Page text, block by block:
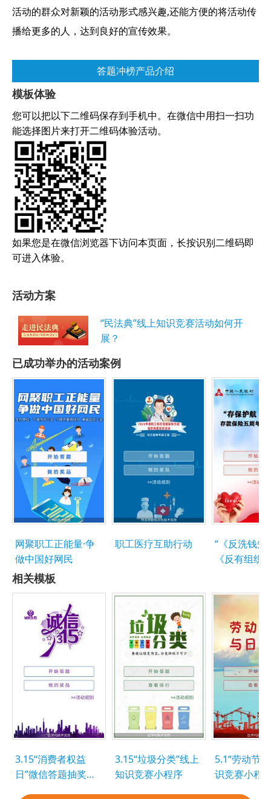
活动的群众对新颖的活动形式感兴趣,还能方便的将活动传
播给更多的人，达到良好的宣传效果。
答题冲榜产品介绍
模板体验
您可以把以下二维码保存到手机中。在微信中用扫一扫功
能选择图片来打开二维码体验活动。
如果您是在微信浏览器下访问本页面，长按识别二维码即
可进入体验。
活动方案
“民法典”线上知识竞赛活动如何开
展？
已成功举办的活动案例
网聚职工正能量·争
做中国好网民
职工医疗互助行动
“《反洗钱知
《反有组织
相关模板
3.15“消费者权益
日”微信答题抽奖小
3.15“垃圾分类”线上
知识竞赛小程序
5.1“劳动节”
识竞赛小程